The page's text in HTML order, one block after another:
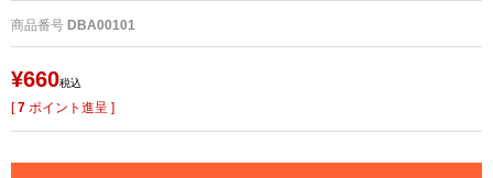
商品番号 DBA00101
¥660税込
[7 ポイント進呈 ]